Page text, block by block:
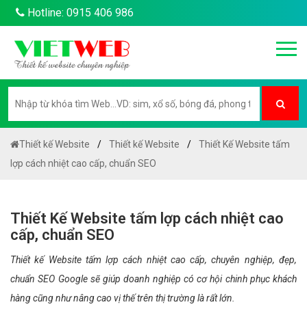
Hotline: 0915 406 986
Thiết kế Website Thiết kế Website
Thiết Kế Website tấm
lợp cách nhiệt cao cấp, chuẩn SEO
Thiết Kế Website tấm lợp cách nhiệt cao
cấp, chuẩn SEO
Thiết kế Website tấm lợp cách nhiệt cao cấp, chuyên nghiệp, đẹp,
chuẩn SEO Google sẽ giúp doanh nghiệp có cơ hội chinh phục khách
hàng cũng như nâng cao vị thế trên thị trường là rất lớn.